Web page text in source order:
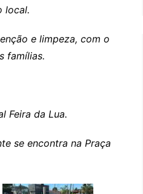
local.
e limpeza, com o
famílias.
Feira da Lua.
se encontra na Praça